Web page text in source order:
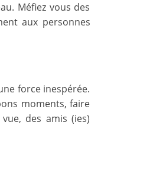
Méfiez vous des
aux personnes
force inespérée.
moments, faire
des amis (ies)